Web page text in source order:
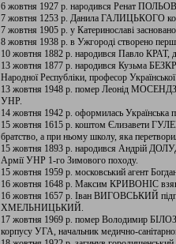
6 жовтня 1927 р. народився Ренат
7 жовтня 1253 р. Данила ГАЛИЦЬКОГО
7 жовтня 1905 р. у Катеринославі
8 жовтня 1938 р. в Ужгороді створено
10 жовтня 1882 р. народився Павло КРАТ,
13 жовтня 1877 р. народився Кузьма
Народної Республіки, професор
13 жовтня 1948 р. помер Леонід МОСЕНДЗ,
УНР.
14 жовтня 1942 р. оформилась Українська
15 жовтня 1615 р. коштом Єлизавети
братство, а при ньому школу, яка
15 жовтня 1893 р. народився Андрій
Армії УНР 1-го Зимового походу.
15 жовтня 1959 р. московський агент
16 жовтня 1648 р. Максим КРИВОНІС
16 жовтня 1657 р. Іван ВИГОВСЬКИЙ
ХМЕЛЬНИЦЬКИЙ.
17 жовтня 1969 р. помер Володимир
корпусу УГА, начальник медично-